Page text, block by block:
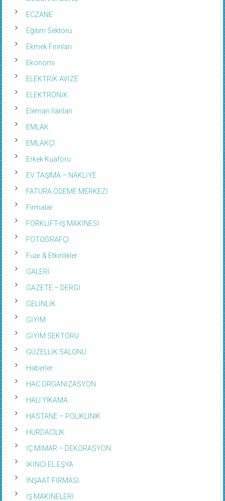
ECZANE
Eğitim Sektörü
Ekmek Fırınları
Ekonomi
ELEKTRİK AVİZE
ELEKTRONİK
Eleman İlanları
EMLAK
EMLAKÇI
Erkek Kuaförü
EV TAŞIMA – NAKLİYE
FATURA ÖDEME MERKEZİ
Firmalar
FORKLİFT-İŞ MAKİNESİ
FOTOĞRAFÇI
Fuar & Etkinlikler
GALERİ
GAZETE – DERGİ
GELİNLİK
GİYİM
GİYİM SEKTÖRÜ
GÜZELLİK SALONU
Haberler
HAC ORGANİZASYON
HALI YIKAMA
HASTANE – POLIKLINIK
HURDACILIK
İÇ MİMAR – DEKORASYON
İKİNCİ EL EŞYA
İNŞAAT FİRMASI
İŞ MAKİNELERİ